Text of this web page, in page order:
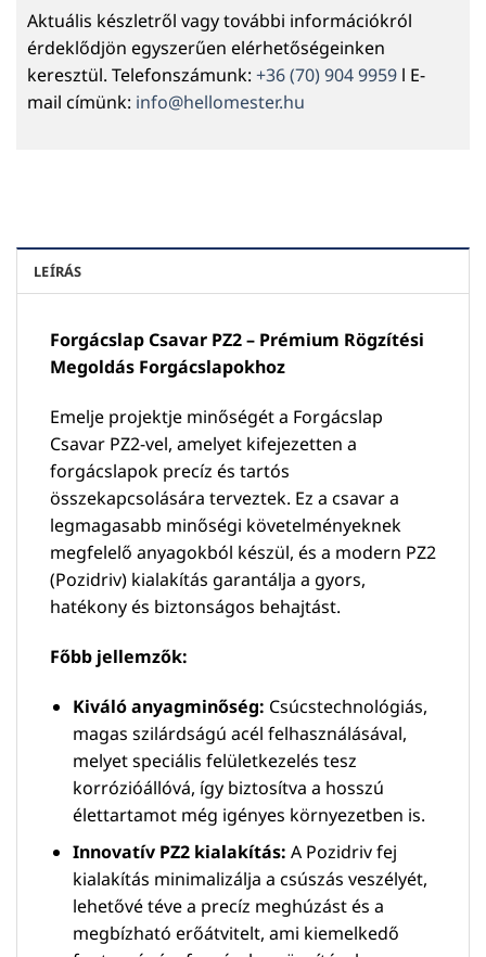
Aktuális készletről vagy további információkról
érdeklődjön egyszerűen elérhetőségeinken
keresztül. Telefonszámunk: +36 (70) 904 9959 l E-
mail címünk: info@hellomester.hu
LEÍRÁS
Forgácslap Csavar PZ2 – Prémium Rögzítési
Megoldás Forgácslapokhoz
Emelje projektje minőségét a Forgácslap
Csavar PZ2-vel, amelyet kifejezetten a
forgácslapok precíz és tartós
összekapcsolására terveztek. Ez a csavar a
legmagasabb minőségi követelményeknek
megfelelő anyagokból készül, és a modern PZ2
(Pozidriv) kialakítás garantálja a gyors,
hatékony és biztonságos behajtást.
Főbb jellemzők:
Kiváló anyagminőség: Csúcstechnológiás,
magas szilárdságú acél felhasználásával,
melyet speciális felületkezelés tesz
korrózióállóvá, így biztosítva a hosszú
élettartamot még igényes környezetben is.
Innovatív PZ2 kialakítás: A Pozidriv fej
kialakítás minimalizálja a csúszás veszélyét,
lehetővé téve a precíz meghúzást és a
megbízható erőátvitelt, ami kiemelkedő